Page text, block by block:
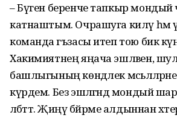
– Бүген беренче тапкыр мондый
катнаштым. Очрашуга килү һәм
команда әгъзасы итеп тою бик
Хакимиятнең яңача эшләвен,
башлыгының көндәлек
күрдем. Без эшләгәндә мондый
әлбәттә. Җиңү бәйрәме алдыннан